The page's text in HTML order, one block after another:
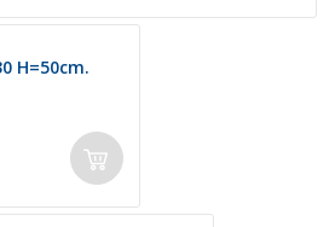
H=50cm.